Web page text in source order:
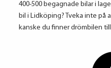
400-500 begagnade bilar i
bil i Lidköping? Tveka inte på
kanske du finner drömbilen